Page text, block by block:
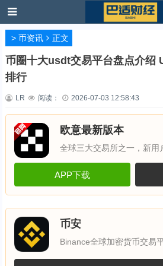
> 币资讯 正文
币圈十大usdt交易平台盘点介绍
排行
LR 阅读： 2026-07-03 12:58:43
欧意最新版本
全球三大交易所之一，新用
APP下载
币安
Binance全球加密货币交易